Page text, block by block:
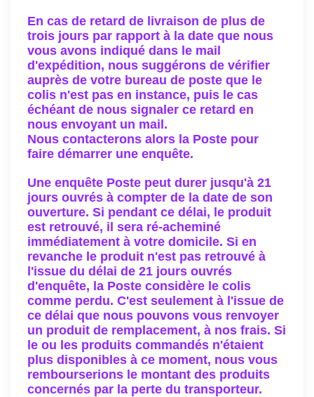
En cas de retard de livraison de plus de
trois jours par rapport à la date que nous
vous avons indiqué dans le mail
d'expédition, nous suggérons de vérifier
auprès de votre bureau de poste que le
colis n'est pas en instance, puis le cas
échéant de nous signaler ce retard en
nous envoyant un mail.
Nous contacterons alors la Poste pour
faire démarrer une enquête.
Une enquête Poste peut durer jusqu'à 21
jours ouvrés à compter de la date de son
ouverture. Si pendant ce délai, le produit
est retrouvé, il sera ré-acheminé
immédiatement à votre domicile. Si en
revanche le produit n'est pas retrouvé à
l'issue du délai de 21 jours ouvrés
d'enquête, la Poste considère le colis
comme perdu. C'est seulement à l'issue de
ce délai que nous pouvons vous renvoyer
un produit de remplacement, à nos frais. Si
le ou les produits commandés n'étaient
plus disponibles à ce moment, nous vous
rembourserions le montant des produits
concernés par la perte du transporteur.